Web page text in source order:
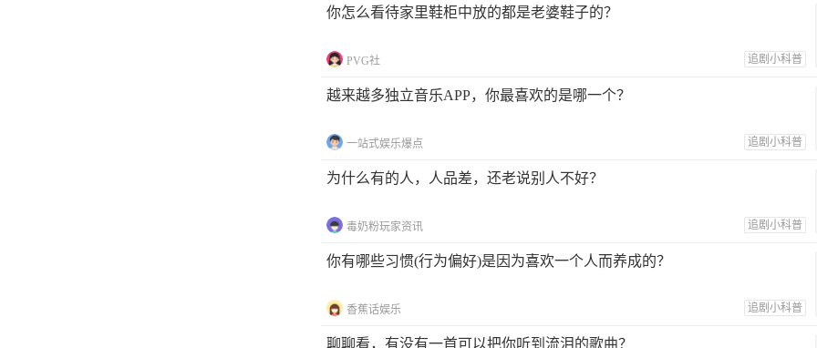
你怎么看待家里鞋柜中放的都是老婆鞋子的？
PVG社 追剧小科普
越来越多独立音乐APP，你最喜欢的是哪一个？
一站式娱乐爆点 追剧小科普
为什么有的人，人品差，还老说别人不好？
毒奶粉玩家资讯 追剧小科普
你有哪些习惯(行为偏好)是因为喜欢一个人而养成的？
香蕉话娱乐 追剧小科普
聊聊看，有没有一首可以把你听到流泪的歌曲？